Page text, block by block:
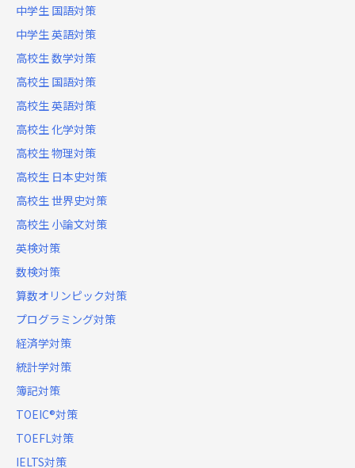
中学生 国語対策
中学生 英語対策
高校生 数学対策
高校生 国語対策
高校生 英語対策
高校生 化学対策
高校生 物理対策
高校生 日本史対策
高校生 世界史対策
高校生 小論文対策
英検対策
数検対策
算数オリンピック対策
プログラミング対策
経済学対策
統計学対策
簿記対策
TOEIC®対策
TOEFL対策
IELTS対策